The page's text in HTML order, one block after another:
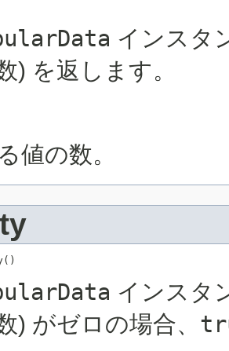
インスタ
) を返します。
値の数。
インスタ
) がゼロの場合、